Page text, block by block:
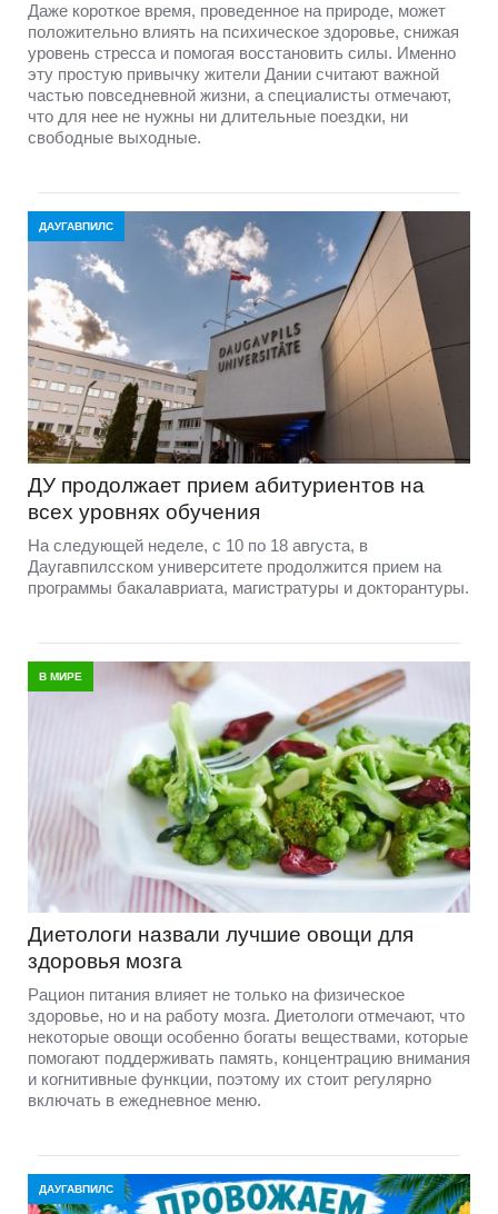
Даже короткое время, проведенное на природе, может
положительно влиять на психическое здоровье, снижая
уровень стресса и помогая восстановить силы. Именно
эту простую привычку жители Дании считают важной
частью повседневной жизни, а специалисты отмечают,
что для нее не нужны ни длительные поездки, ни
свободные выходные.
ДАУГАВПИЛС
ДУ продолжает прием абитуриентов на
всех уровнях обучения
На следующей неделе, с 10 по 18 августа, в
Даугавпилсском университете продолжится прием на
программы бакалавриата, магистратуры и докторантуры.
В МИРЕ
Диетологи назвали лучшие овощи для
здоровья мозга
Рацион питания влияет не только на физическое
здоровье, но и на работу мозга. Диетологи отмечают, что
некоторые овощи особенно богаты веществами, которые
помогают поддерживать память, концентрацию внимания
и когнитивные функции, поэтому их стоит регулярно
включать в ежедневное меню.
ДАУГАВПИЛС